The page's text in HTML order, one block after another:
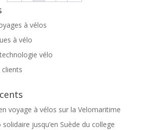
à vélos
à vélo
vélo
voyage à vélos sur la Velomaritime
jusqu’en Suède du college